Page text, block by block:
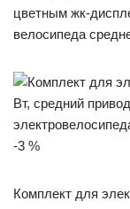
цветным жк-
велосипеда
-3 %
Комплект для